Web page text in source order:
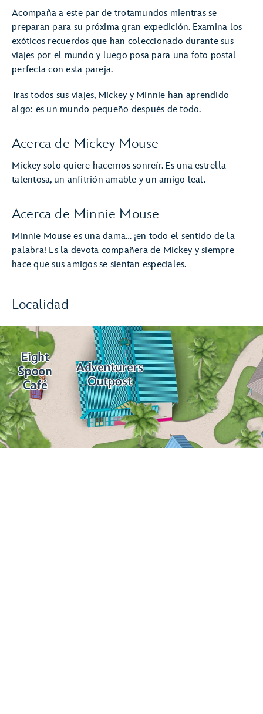
Acompaña a este par de trotamundos mientras se
preparan para su próxima gran expedición. Examina los
exóticos recuerdos que han coleccionado durante sus
viajes por el mundo y luego posa para una foto postal
perfecta con esta pareja.
Tras todos sus viajes, Mickey y Minnie han aprendido
algo: es un mundo pequeño después de todo.
Acerca de Mickey Mouse
Mickey solo quiere hacernos sonreír. Es una estrella
talentosa, un anfitrión amable y un amigo leal.
Acerca de Minnie Mouse
Minnie Mouse es una dama… ¡en todo el sentido de la
palabra! Es la devota compañera de Mickey y siempre
hace que sus amigos se sientan especiales.
Localidad